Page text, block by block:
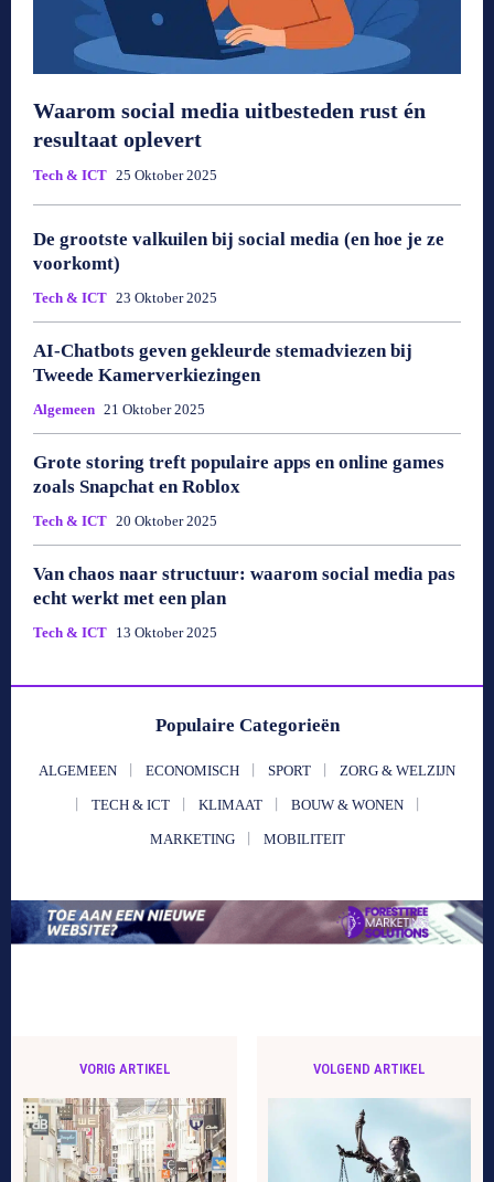
Waarom social media uitbesteden rust én
resultaat oplevert
Tech & ICT 25 Oktober 2025
De grootste valkuilen bij social media (en hoe je ze
voorkomt)
Tech & ICT 23 Oktober 2025
AI-Chatbots geven gekleurde stemadviezen bij
Tweede Kamerverkiezingen
Algemeen 21 Oktober 2025
Grote storing treft populaire apps en online games
zoals Snapchat en Roblox
Tech & ICT 20 Oktober 2025
Van chaos naar structuur: waarom social media pas
echt werkt met een plan
Tech & ICT 13 Oktober 2025
Populaire Categorieën
ALGEMEEN ECONOMISCH SPORT ZORG & WELZIJN
TECH & ICT KLIMAAT BOUW & WONEN
MARKETING MOBILITEIT
VORIG ARTIKEL VOLGEND ARTIKEL